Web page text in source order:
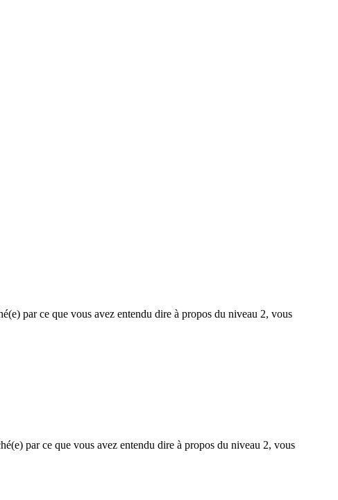
par ce que vous avez entendu dire à propos du niveau 2, vous
par ce que vous avez entendu dire à propos du niveau 2, vous